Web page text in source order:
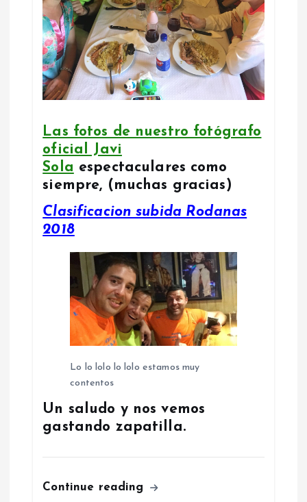
Las fotos de nuestro fotógrafo
oficial Javi
Sola espectaculares como
siempre, (muchas gracias)
Clasificacion subida Rodanas
2018
Lo lo lolo lo lolo estamos muy
contentos
Un saludo y nos vemos
gastando zapatilla.
Continue reading